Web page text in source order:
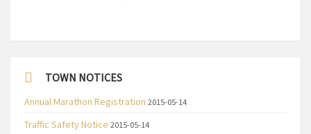
TOWN NOTICES
Annual Marathon Registration 2015-05-14
Traffic Safety Notice 2015-05-14